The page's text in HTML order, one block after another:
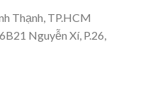
Thạnh, TP.HCM
Nguyễn Xí, P.26,